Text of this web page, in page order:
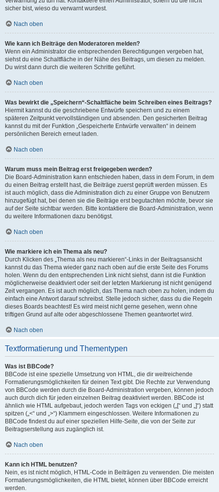
sicher bist, wieso du verwarnt wurdest.
Nach oben
Wie kann ich Beiträge den Moderatoren melden?
Wenn ein Administrator die entsprechenden Berechtigungen vergeben hat,
siehst du eine Schaltfläche in der Nähe des Beitrags, um diesen zu melden.
Du wirst dann durch die weiteren Schritte geführt.
Nach oben
Was bewirkt die „Speichern“-Schaltfläche beim Schreiben eines Beitrags?
Hiermit kannst du die geschriebene Entwürfe speichern und zu einem
späteren Zeitpunkt vervollständigen und absenden. Den gesicherten Beitrag
kannst du mit der Funktion „Gespeicherte Entwürfe verwalten“ in deinem
persönlichen Bereich erneut laden.
Nach oben
Warum muss mein Beitrag erst freigegeben werden?
Die Board-Administration kann entschieden haben, dass in dem Forum, in dem
du einen Beitrag erstellt hast, die Beiträge zuerst geprüft werden müssen. Es
ist auch möglich, dass die Administration dich zu einer Gruppe von Benutzern
hinzugefügt hat, bei denen sie die Beiträge erst begutachten möchte, bevor sie
auf der Seite sichtbar werden. Bitte kontaktiere die Board-Administration, wenn
du weitere Informationen dazu benötigst.
Nach oben
Wie markiere ich ein Thema als neu?
Durch Klicken des „Thema als neu markieren“-Links in der Beitragsansicht
kannst du das Thema wieder ganz nach oben auf die erste Seite des Forums
holen. Wenn du den entsprechenden Link nicht siehst, dann ist die Funktion
möglicherweise deaktiviert oder seit der letzten Markierung ist nicht genügend
Zeit vergangen. Es ist auch möglich, das Thema nach oben zu holen, indem du
einfach eine Antwort darauf schreibst. Stelle jedoch sicher, dass du die Regeln
dieses Boards beachtest! Es wird meist nicht gerne gesehen, wenn ohne
triftigen Grund auf alte oder abgeschlossene Themen geantwortet wird.
Nach oben
Textformatierung und Thementypen
Was ist BBCode?
BBCode ist eine spezielle Umsetzung von HTML, die dir weitreichende
Formatierungsmöglichkeiten für deinen Text gibt. Die Rechte zur Verwendung
von BBCode werden durch die Board-Administration vergeben, können jedoch
auch durch dich für jeden einzelnen Beitrag deaktiviert werden. BBCode ist
ähnlich wie HTML aufgebaut, jedoch werden Tags von eckigen („[“ und „]“) statt
spitzen („<“ und „>“) Klammern eingeschlossen. Weitere Informationen zu
BBCode findest du auf einer speziellen Hilfe-Seite, die von der Seite zur
Beitragserstellung aus zugänglich ist.
Nach oben
Kann ich HTML benutzen?
Nein, es ist nicht möglich, HTML-Code in Beiträgen zu verwenden. Die meisten
Formatierungsmöglichkeiten, die HTML bietet, können über BBCode erreicht
werden.